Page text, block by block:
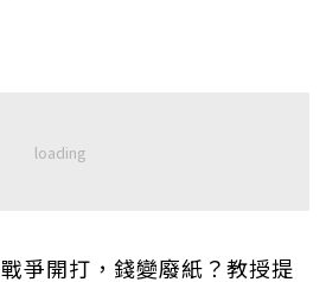
戰爭開打，錢變廢紙？教授提